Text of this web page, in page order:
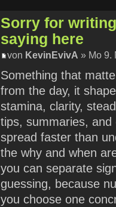
Sorry for
saying here
von KevinEvivA » Mo 9.
Something that
from the day, it
stamina, clarity,
tips, summaries, and
spread faster than
the why and when
you can separate
guessing, because
you choose one